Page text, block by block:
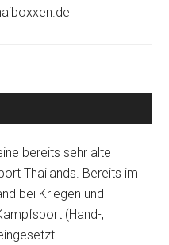
bereits sehr alte
Thailands. Bereits im
bei Kriegen und
(Hand-,